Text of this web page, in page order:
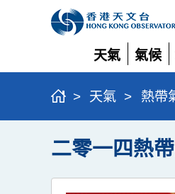
天氣
展
開
氣候
展
開
> 天氣 > 熱帶
二零一四熱